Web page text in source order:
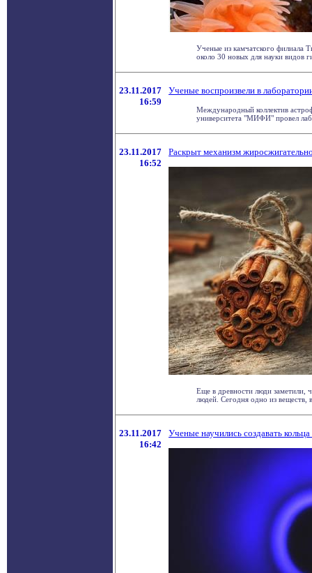
Ученые из камчатского филиала
около 30 новых для науки видов
23.11.2017
16:59
Ученые воспроизвели в
Международный коллектив
университета "МИФИ" провел
23.11.2017
16:52
Раскрыт механизм
Еще в древности люди заметили,
людей. Сегодня одно из веществ,
23.11.2017
16:42
Ученые научились создавать